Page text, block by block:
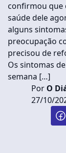
confirmou que
saúde dele
alguns
preocupação
precisou de
Os sintomas
semana […]
Por O
27/10/